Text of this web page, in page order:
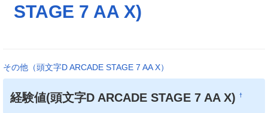
凍結
一覧
単語検索
STAGE 7 AA X)
その他（頭文字D ARCADE STAGE 7 AA X）
経験値(頭文字D ARCADE STAGE 7 AA X)†